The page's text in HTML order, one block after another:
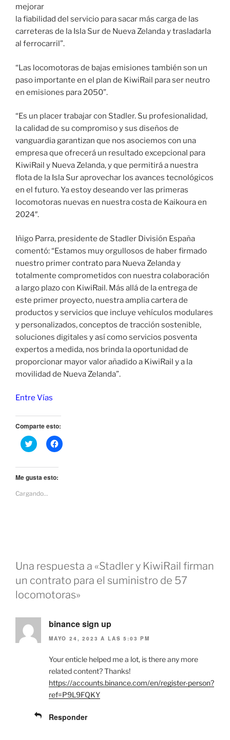
mejorar
la fiabilidad del servicio para sacar más carga de las
carreteras de la Isla Sur de Nueva Zelanda y trasladarla
al ferrocarril”.
“Las locomotoras de bajas emisiones también son un
paso importante en el plan de KiwiRail para ser neutro
en emisiones para 2050”.
“Es un placer trabajar con Stadler. Su profesionalidad,
la calidad de su compromiso y sus diseños de
vanguardia garantizan que nos asociemos con una
empresa que ofrecerá un resultado excepcional para
KiwiRail y Nueva Zelanda, y que permitirá a nuestra
flota de la Isla Sur aprovechar los avances tecnológicos
en el futuro. Ya estoy deseando ver las primeras
locomotoras nuevas en nuestra costa de Kaikoura en
2024″.
Iñigo Parra, presidente de Stadler División España
comentó: “Estamos muy orgullosos de haber firmado
nuestro primer contrato para Nueva Zelanda y
totalmente comprometidos con nuestra colaboración
a largo plazo con KiwiRail. Más allá de la entrega de
este primer proyecto, nuestra amplia cartera de
productos y servicios que incluye vehículos modulares
y personalizados, conceptos de tracción sostenible,
soluciones digitales y así como servicios posventa
expertos a medida, nos brinda la oportunidad de
proporcionar mayor valor añadido a KiwiRail y a la
movilidad de Nueva Zelanda”.
Entre Vías
Comparte esto:
H
a
l
i
c
a
r
n
w
t
r
(
S
v
H
a
r
e
n
a
o
o
k
(
e
a
b
r
e
e
n
a
v
Me gusta esto:
Cargando...
Una respuesta a «Stadler y KiwiRail firman
un contrato para el suministro de 57
locomotoras»
binance sign up
MAYO 24, 2023 A LAS 5:03 PM
Your enticle helped me a lot, is there any more
related content? Thanks!
https://accounts.binance.com/en/register-person?
ref=P9L9FQKY
Responder